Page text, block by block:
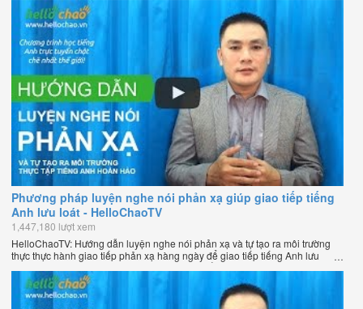
Phương pháp luyện nghe nói phản xạ giúp giao tiếp tiếng
Anh lưu loát - HelloChaoTV
1,447,180 lượt xem
HelloChaoTV: Hướng dẫn luyện nghe nói phản xạ và tự tạo ra môi trường
thực thực hành giao tiếp phản xạ hàng ngày để giao tiếp tiếng Anh lưu
loát như người bản xứ của thầy Phạm Việt Thắng - đồng sáng lập
HelloChao.vn - Chương trình dạy tiếng Anh trực tuyến chặt chẽ nhất thế
giới.